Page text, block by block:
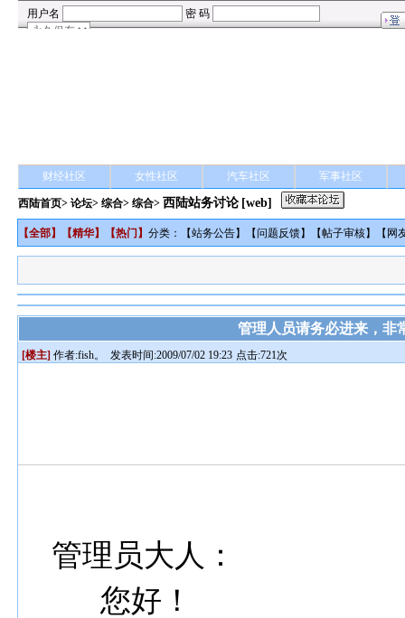
财经社区 女性社区 汽车社区 军事社区
西陆首页>论坛>综合> 综合> 西陆站务讨论 [web]
【全部】【精华】【热门 】分类：【站务公告】【问题反馈】【帖子审核】【 网
管理人员请务必进来，非
[楼主] 作者:fish。 发表时间:2009/07/02 19:23 点击:721次
管理员大人：
您好！